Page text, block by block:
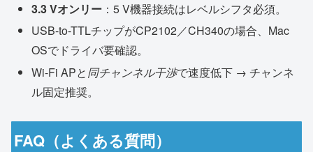
3.3 Vオンリー ：5 V機器接続はレベルシフタ必須。
USB-to-TTLチップがCP2102／CH340の場合、Mac
OSでドライバ要確認。
Wi-Fi APと同チャンネル干渉で速度低下 → チャンネ
ル固定推奨。
FAQ（よくある質問）